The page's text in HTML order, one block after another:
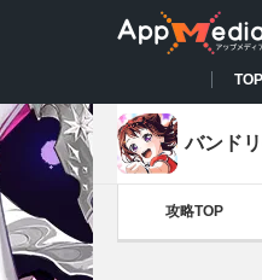
TOP
バンド
攻略TOP